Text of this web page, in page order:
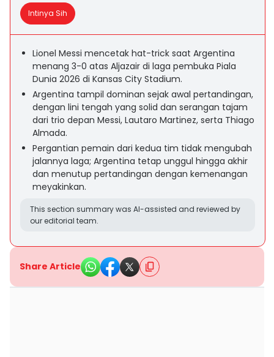
Intinya Sih
Lionel Messi mencetak hat-trick saat Argentina
menang 3-0 atas Aljazair di laga pembuka Piala
Dunia 2026 di Kansas City Stadium.
Argentina tampil dominan sejak awal pertandingan,
dengan lini tengah yang solid dan serangan tajam
dari trio depan Messi, Lautaro Martinez, serta Thiago
Almada.
Pergantian pemain dari kedua tim tidak mengubah
jalannya laga; Argentina tetap unggul hingga akhir
dan menutup pertandingan dengan kemenangan
meyakinkan.
This section summary was AI-assisted and reviewed by
our editorial team.
Share Article